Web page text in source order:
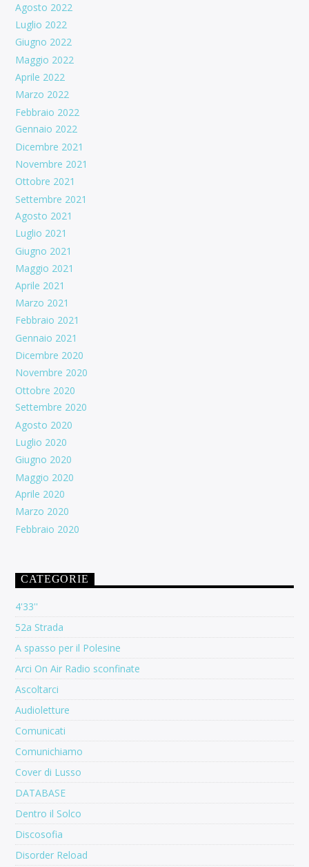
Agosto 2022
Luglio 2022
Giugno 2022
Maggio 2022
Aprile 2022
Marzo 2022
Febbraio 2022
Gennaio 2022
Dicembre 2021
Novembre 2021
Ottobre 2021
Settembre 2021
Agosto 2021
Luglio 2021
Giugno 2021
Maggio 2021
Aprile 2021
Marzo 2021
Febbraio 2021
Gennaio 2021
Dicembre 2020
Novembre 2020
Ottobre 2020
Settembre 2020
Agosto 2020
Luglio 2020
Giugno 2020
Maggio 2020
Aprile 2020
Marzo 2020
Febbraio 2020
CATEGORIE
4'33''
52a Strada
A spasso per il Polesine
Arci On Air Radio sconfinate
Ascoltarci
Audioletture
Comunicati
Comunichiamo
Cover di Lusso
DATABASE
Dentro il Solco
Discosofia
Disorder Reload